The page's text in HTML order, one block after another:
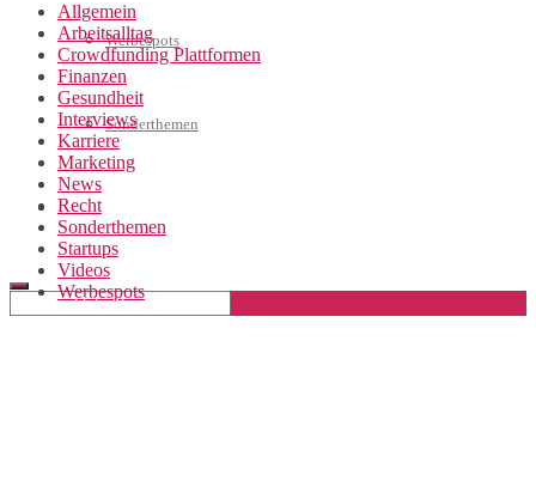
Werbespots
Sonderthemen
Geschäftskonto eröffnen
Allgemein
Arbeitsalltag
Crowdfunding Plattformen
Finanzen
Gesundheit
Interviews
Karriere
Marketing
News
Recht
Sonderthemen
Startups
Videos
Werbespots